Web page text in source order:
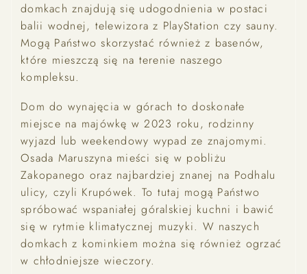
domkach znajdują się udogodnienia w postaci
balii wodnej, telewizora z PlayStation czy sauny.
Mogą Państwo skorzystać również z basenów,
które mieszczą się na terenie naszego
kompleksu.
Dom do wynajęcia w górach to doskonałe
miejsce na majówkę w 2023 roku, rodzinny
wyjazd lub weekendowy wypad ze znajomymi.
Osada Maruszyna mieści się w pobliżu
Zakopanego oraz najbardziej znanej na Podhalu
ulicy, czyli Krupówek. To tutaj mogą Państwo
spróbować wspaniałej góralskiej kuchni i bawić
się w rytmie klimatycznej muzyki. W naszych
domkach z kominkiem można się również ogrzać
w chłodniejsze wieczory.